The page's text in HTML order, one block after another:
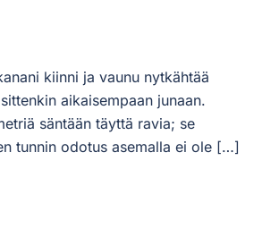
kiinni ja vaunu nytkähtää
aikaisempaan junaan.
säntään täyttä ravia; se
tunnin odotus asemalla ei ole […]